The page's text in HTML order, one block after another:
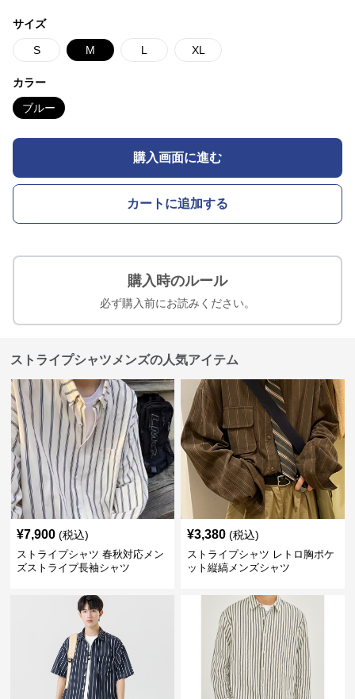
サイズ
S M L XL
カラー
ブルー
購入画面に進む
カートに追加する
購入時のルール
必ず購入前にお読みください。
ストライプシャツメンズの人気アイテム
¥7,900 (税込)
ストライプシャツ 春秋対応メン
ズストライプ長袖シャツ
¥3,380 (税込)
ストライプシャツ レトロ胸ポケ
ット縦縞メンズシャツ